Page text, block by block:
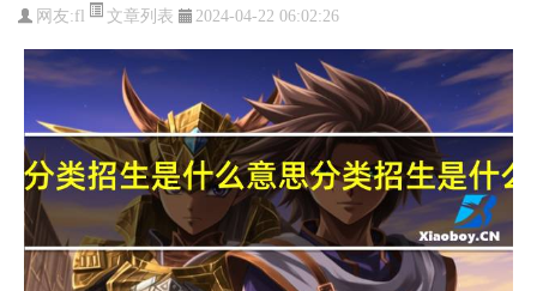
网友:fl 文章列表 2024-04-22 06:02:26